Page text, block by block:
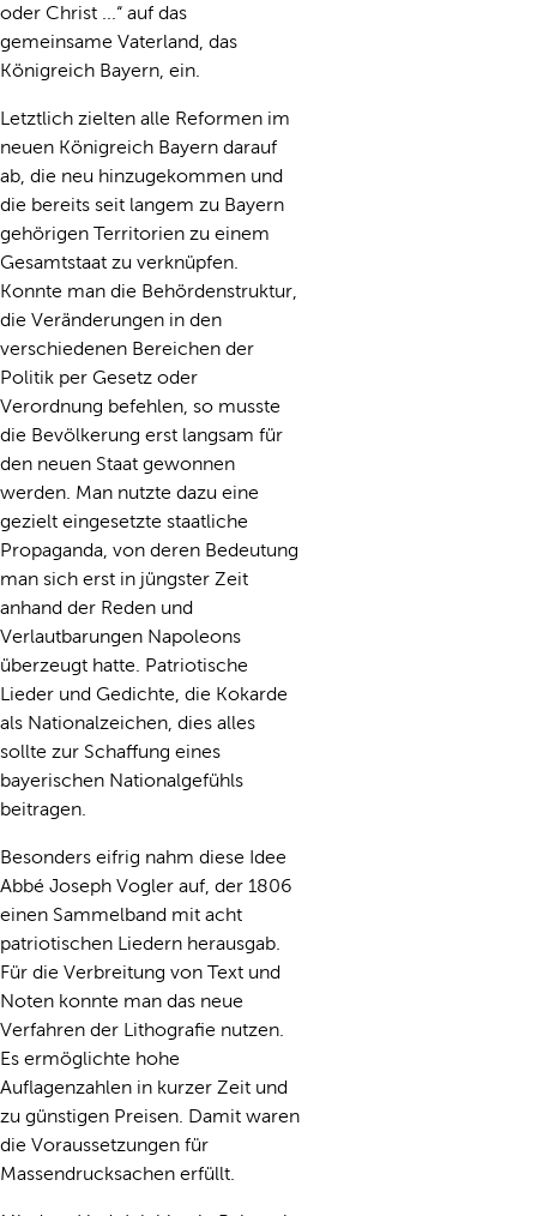
oder Christ ...“ auf das
gemeinsame Vaterland, das
Königreich Bayern, ein.
Letztlich zielten alle Reformen im
neuen Königreich Bayern darauf
ab, die neu hinzugekommen und
die bereits seit langem zu Bayern
gehörigen Territorien zu einem
Gesamtstaat zu verknüpfen.
Konnte man die Behördenstruktur,
die Veränderungen in den
verschiedenen Bereichen der
Politik per Gesetz oder
Verordnung befehlen, so musste
die Bevölkerung erst langsam für
den neuen Staat gewonnen
werden. Man nutzte dazu eine
gezielt eingesetzte staatliche
Propaganda, von deren Bedeutung
man sich erst in jüngster Zeit
anhand der Reden und
Verlautbarungen Napoleons
überzeugt hatte. Patriotische
Lieder und Gedichte, die Kokarde
als Nationalzeichen, dies alles
sollte zur Schaffung eines
bayerischen Nationalgefühls
beitragen.
Besonders eifrig nahm diese Idee
Abbé Joseph Vogler auf, der 1806
einen Sammelband mit acht
patriotischen Liedern herausgab.
Für die Verbreitung von Text und
Noten konnte man das neue
Verfahren der Lithografie nutzen.
Es ermöglichte hohe
Auflagenzahlen in kurzer Zeit und
zu günstigen Preisen. Damit waren
die Voraussetzungen für
Massendrucksachen erfüllt.